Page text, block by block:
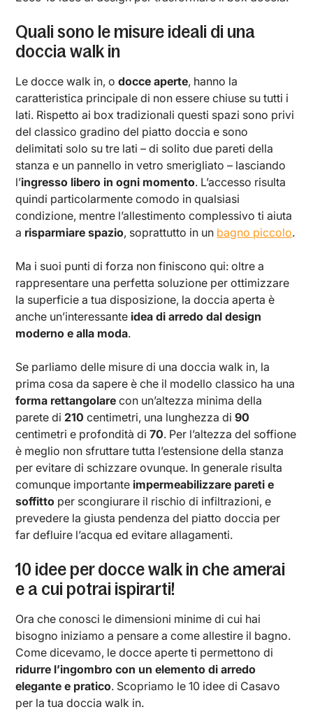
Quali sono le misure ideali di una
doccia walk in
Le docce walk in, odocce aperte, hanno la
caratteristica principale di non essere chiuse su tutti i
lati. Rispetto ai box tradizionali questi spazi sono privi
del classico gradino del piatto doccia e sono
delimitati solo su tre lati – di solito due pareti della
stanza e un pannello in vetro smerigliato – lasciando
l’ingresso libero in ogni momento. L’accesso risulta
quindi particolarmente comodo in qualsiasi
condizione, mentre l’allestimento complessivo ti aiuta
a risparmiare spazio, soprattutto in un bagno piccolo.
Ma i suoi punti di forza non finiscono qui: oltre a
rappresentare una perfetta soluzione per ottimizzare
la superficie a tua disposizione, la doccia aperta è
anche un’interessante idea di arredo dal design
moderno e alla moda.
Se parliamo delle misure di una doccia walk in, la
prima cosa da sapere è che il modello classico ha una
forma rettangolare con un’altezza minima della
parete di210 centimetri, una lunghezza di90
centimetri e profondità di70. Per l’altezza del soffione
è meglio non sfruttare tutta l’estensione della stanza
per evitare di schizzare ovunque. In generale risulta
comunque importante impermeabilizzare pareti e
soffitto per scongiurare il rischio di infiltrazioni, e
prevedere la giusta pendenza del piatto doccia per
far defluire l’acqua ed evitare allagamenti.
10 idee per docce walk in che amerai
e a cui potrai ispirarti!
Ora che conosci le dimensioni minime di cui hai
bisogno iniziamo a pensare a come allestire il bagno.
Come dicevamo, le docce aperte ti permettono di
ridurre l’ingombro con un elemento di arredo
elegante e pratico. Scopriamo le 10 idee di Casavo
per la tua doccia walk in.